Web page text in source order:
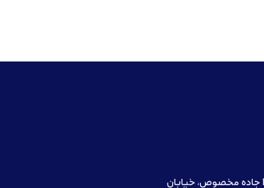
آدرس دفتر مرکزی : تهران، کیلومتر 18 جاده مخصوص، خیابان